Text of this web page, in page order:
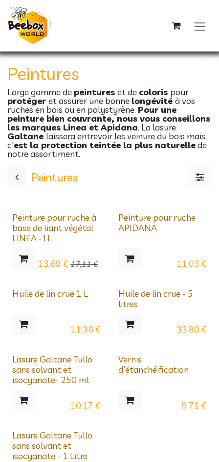
Se rendre au contenu
Peintures
Large gamme de peintures et de coloris pour
protéger et assurer une bonne longévité à vos
ruches en bois ou en polystyrène. Pour une
peinture bien couvrante, nous vous conseillons
les marques Linea et Apidana. La lasure
Galtane laissera entrevoir les veinure du bois mais
c'est la protection teintée la plus naturellede
notre assortiment.
Peintures
Déstockage
Peinture pour ruche à
base de liant végétal
LINEA -1L
13,69 € 17,11€
Peinture pour ruche
APIDANA
11,03 €
Huile de lin crue 1 L
11,36 €
Huile de lin crue - 5
litres
33,80 €
Lasure Galtane Tullo
sans solvant et
isocyanate- 250 ml
10,17 €
Vernis
d'étanchéification
9,71 €
Lasure Galtane Tullo
sans solvant et
isocyanate - 1 Litre